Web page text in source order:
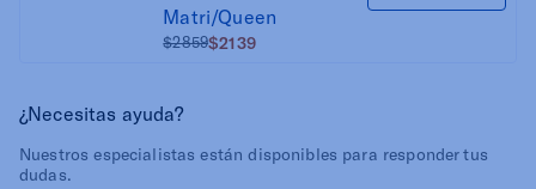
Matri/Queen
$2859$2139
¿Necesitas ayuda?
Nuestros especialistas están disponibles para responder tus
dudas.